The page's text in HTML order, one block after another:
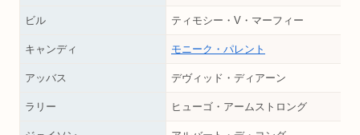
ビル ティモシー・V・マーフィー
キャンディ モニーク・パレント
アッバス デヴィッド・ディアーン
ラリー ヒューゴ・アームストロング